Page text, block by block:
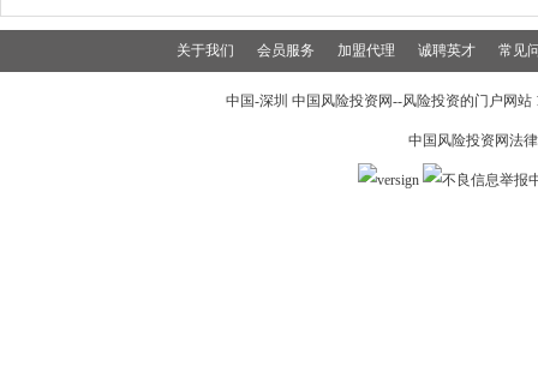
关于我们 会员服务 加盟代理 诚聘英才 常见
中国-深圳 中国风险投资网--风险投资的门户网
中国风险投资网法